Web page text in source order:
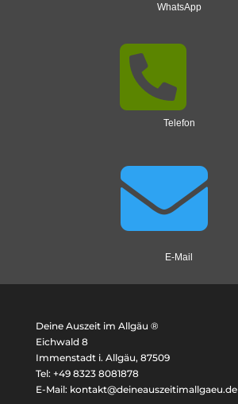
WhatsApp

Telefon

E-Mail
Deine Auszeit im Allgäu ®
Eichwald 8
Immenstadt i. Allgäu, 87509
Tel: +49 8323 8081878
E-Mail: kontakt@deineauszeitimallgaeu.de